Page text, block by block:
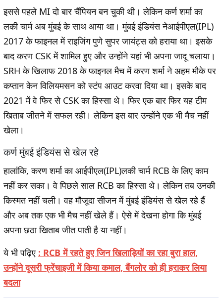
इससे पहले MI दो बार चैंपियन बन चुकी थी। लेकिन कर्ण शर्मा का
लकी चार्म अब मुंबई के साथ आया था। मुंबई इंडियंस नेआईपीएल(IPL)
2017 के फाइनल में राइजिंग पुणे सुपर जायंट्स को हराया था। इसके
बाद करण CSK में शामिल हुए और उन्होंने यहां भी अपना जादू चलाया।
SRH के खिलाफ 2018 के फाइनल मैच में करण शर्मा ने अहम मौके पर
कप्तान केन विलियमसन को स्टंप आउट करवा दिया था। इसके बाद
2021 में वे फिर से CSK का हिस्सा थे। फिर एक बार फिर यह टीम
खिताब जीतने में सफल रही। लेकिन इस बार उन्होंने एक भी मैच नहीं
खेला।
कर्ण मुंबई इंडियंस से खेल रहे
हालांकि, करण शर्मा का आईपीएल(IPL)लकी चार्म RCB के लिए काम
नहीं कर सका। वे पिछले साल RCB का हिस्सा थे। लेकिन तब उनकी
किस्मत नहीं चली। वह मौजूदा सीजन में मुंबई इंडियंस से खेल रहे हैं
और अब तक एक भी मैच नहीं खेले हैं। ऐसे में देखना होगा कि मुंबई
अपना छठा खिताब जीत पाती है या नहीं।
ये भी पढ़िए : RCB में रहते हुए जिन खिलाड़ियों का रहा बुरा हाल,
उन्होंने दूसरी फ्रेंचाइजी में किया कमाल, बैंगलोर को ही हराकर लिया
बदला